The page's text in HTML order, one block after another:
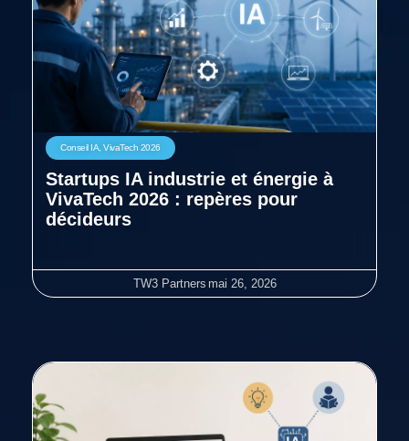
Conseil IA, VivaTech 2026
Startups IA industrie et énergie à
VivaTech 2026 : repères pour
décideurs
TW3 Partners mai 26, 2026